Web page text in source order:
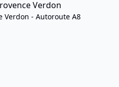
Verdon
Verdon - Autoroute A8